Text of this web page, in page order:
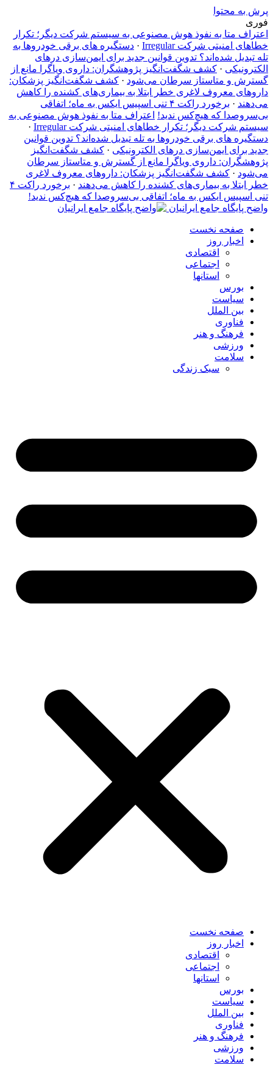
پرش به محتوا
فوری
اعتراف متا به نفوذ هوش مصنوعی به سیستم شرکت دیگر؛ تکرار
خطاهای امنیتی شرکت Irregular
· دستگیره‌ های برقی خودروها به
تله تبدیل شده‌اند؟ تدوین قوانین جدید برای ایمن‌سازی درهای
الکترونیکی · کشف شگفت‌انگیز پژوهشگران: داروی ویاگرا مانع از
گسترش و متاستاز سرطان می‌شود · کشف شگفت‌انگیز پزشکان:
داروهای معروف لاغری خطر ابتلا به بیماری‌های کشنده را کاهش
می‌دهند ·
برخورد راکت ۴ تنی اسپیس ایکس به ماه؛ اتفاقی
بی‌سروصدا که هیچ‌کس ندید!
اعتراف متا به نفوذ هوش مصنوعی به
سیستم شرکت دیگر؛ تکرار خطاهای امنیتی شرکت Irregular
·
دستگیره‌ های برقی خودروها به تله تبدیل شده‌اند؟ تدوین قوانین
جدید برای ایمن‌سازی درهای الکترونیکی · کشف شگفت‌انگیز
پژوهشگران: داروی ویاگرا مانع از گسترش و متاستاز سرطان
می‌شود · کشف شگفت‌انگیز پزشکان: داروهای معروف لاغری
خطر ابتلا به بیماری‌های کشنده را کاهش می‌دهند ·
برخورد راکت ۴
تنی اسپیس ایکس به ماه؛ اتفاقی بی‌سروصدا که هیچ‌کس ندید!
واضح پایگاه جامع ایرانیان
صفحه نخست
اخبار روز
اقتصادی
اجتماعی
استانها
بورس
سیاست
بین الملل
فناوری
فرهنگ و هنر
ورزشی
سلامت
سبک زندگی
صفحه نخست
اخبار روز
اقتصادی
اجتماعی
استانها
بورس
سیاست
بین الملل
فناوری
فرهنگ و هنر
ورزشی
سلامت